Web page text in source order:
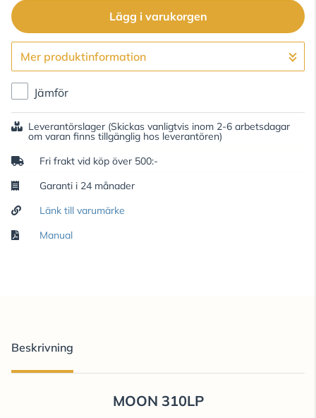
Lägg i varukorgen
Gå till kassan
Mer produktinformation
Jämför
Leverantörslager (Skickas vanligtvis inom 2-6 arbetsdagar
om varan finns tillgänglig hos leverantören)
Fri frakt vid köp över 500:-
Garanti i 24 månader
Länk till varumärke
Manual
Beskrivning
MOON 310LP